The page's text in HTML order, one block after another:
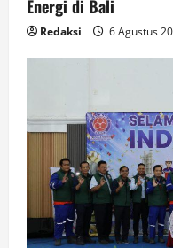
Energi di Bali
Redaksi 6 Agustus